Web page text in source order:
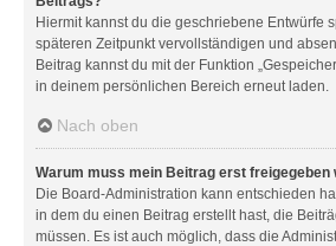
Hiermit kannst du die geschriebene Entwürfe
späteren Zeitpunkt vervollständigen und
Beitrag kannst du mit der Funktion
in deinem persönlichen Bereich erneut laden.
Nach oben
Warum muss mein Beitrag erst freigegeben
Die Board-Administration kann entschieden
in dem du einen Beitrag erstellt hast, die
müssen. Es ist auch möglich, dass die